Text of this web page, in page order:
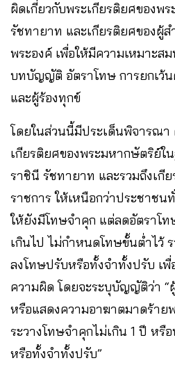
ผิดเกี่ยวกับพระเกียรติยศของพ
รัชทายาท และเกียรติยศของผู้ส
พระองค์ เพื่อให้มีความเหมาะสม
บทบัญญัติ อัตราโทษ การยกเว้
และผู้ร้องทุกข์
โดยในส่วนนี้มีประเด็นพิจารณา
เกียรติยศของพระมหากษัตริย์ใ
ราชินี รัชทายาท และรวมถึงเกีย
ราชการ ให้เหนือกว่าประชาช
ให้ยังมีโทษจำคุก แต่ลดอัตราโท
เกินไป ไม่กำหนดโทษขั้นต่ำไว้
ลงโทษปรับหรือทั้งจำทั้งปรับ เ
ความผิด โดยจะระบุบัญญัติว่า
หรือแสดงความอาฆาตมาดร้าย
ระวางโทษจำคุกไม่เกิน 1 ปี หรื
หรือทั้งจำทั้งปรับ”